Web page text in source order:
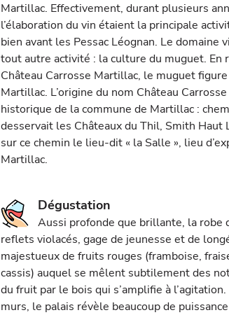
Martillac. Effectivement, durant plusieurs
l’élaboration du vin étaient la principale
bien avant les Pessac Léognan. Le
tout autre activité : la culture du muguet. En
Château Carrosse Martillac, le muguet
Martillac. L’origine du nom Château
historique de la commune de Martillac :
desservait les Châteaux du Thil, Smith
sur ce chemin le lieu-dit « la Salle », lieu
Martillac.
Dégustation
Aussi profonde que brillante, la robe
reflets violacés, gage de jeunesse et de
majestueux de fruits rouges (framboise,
cassis) auquel se mêlent subtilement des
du fruit par le bois qui s’amplifie à
murs, le palais révèle beaucoup de